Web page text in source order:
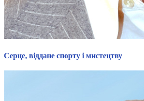
Серце, віддане спорту і мистецтву